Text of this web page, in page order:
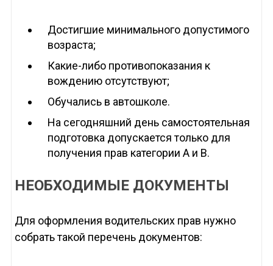
Достигшие минимального допустимого
возраста;
Какие-либо противопоказания к
вождению отсутствуют;
Обучались в автошколе.
На сегодняшний день самостоятельная
подготовка допускается только для
получения прав категории А и В.
НЕОБХОДИМЫЕ ДОКУМЕНТЫ
Для оформления водительских прав нужно
собрать такой перечень документов: